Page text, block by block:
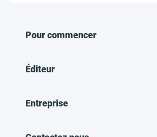
Pour commencer
Éditeur
Entreprise